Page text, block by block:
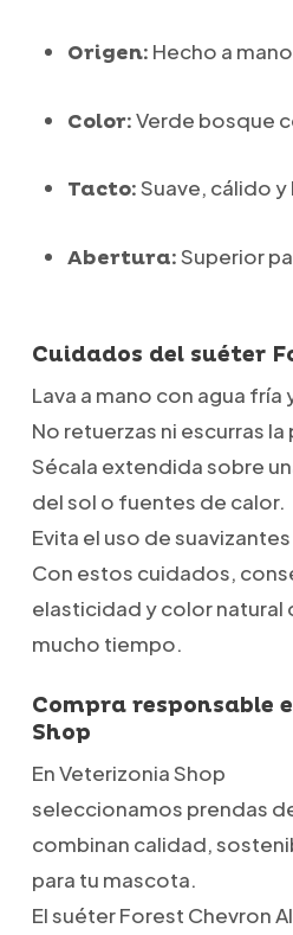
Origen: Hecho a
Color:Verde bosque
Tacto:Suave, cálido y
Abertura:Superior
Cuidados del suéter
Lava a mano con agua
No retuerzas ni escurras la
Sécala extendida sobre
del sol o fuentes de calor.
Evita el uso de
Con estos cuidados,
elasticidad y color natural
mucho tiempo.
Compra responsable
Shop
En Veterizonia Shop
seleccionamos prendas
combinan calidad,
para tu mascota.
El suéter Forest Chevron